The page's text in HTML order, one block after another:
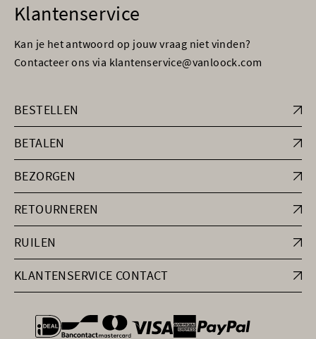
Klantenservice
Kan je het antwoord op jouw vraag niet vinden?
Contacteer ons via klantenservice@vanloock.com
BESTELLEN
BETALEN
BEZORGEN
RETOURNEREN
RUILEN
KLANTENSERVICE CONTACT
general.paymentOptions